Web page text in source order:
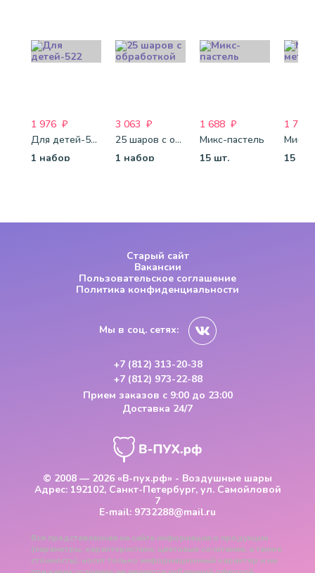
1 976 ₽
Для детей-522
1 набор
3 063 ₽
25 шаров с обработкой
1 набор
1 688 ₽
Микс-пастель
15 шт.
1 750
15 шт.
© 2008 — 2026 «В-пух.рф» - Воздушные шары
Адрес:192102, Санкт-Петербург, ул. Самойловой
7
E-mail: 9732288@mail.ru
Старый сайт
Вакансии
Пользовательское соглашение
Политика конфиденциальности
Мы в соц. сетях:
+7 (812) 313-20-38
+7 (812) 973-22-88
Прием заказов с 9:00 до 23:00
Доставка 24/7
Вся представленная на сайте информация о продукции
(параметры, характеристики, цветовые сочетания, а также
стоимость), носит только информационный характер и ни